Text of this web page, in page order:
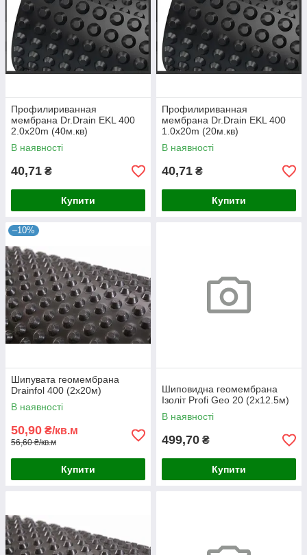
Профилириванная
мембрана Dr.Drain EKL 400
2.0x20m (40м.кв)
В наявності
40,71 ₴
Купити
Профилириванная
мембрана Dr.Drain EKL 400
1.0x20m (20м.кв)
В наявності
40,71 ₴
Купити
–10%
Шипувата геомембрана
Drainfol 400 (2x20м)
В наявності
50,90 ₴/кв.м
56,60 ₴/кв.м
Купити
Шиповидна геомембрана
Ізоліт Profi Geo 20 (2х12.5м)
В наявності
499,70 ₴
Купити